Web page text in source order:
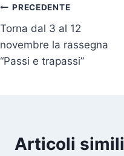
Navigazione
articoli
PRECEDENTE
Torna dal 3 al 12
novembre la rassegna
“Passi e trapassi”
Articoli simili